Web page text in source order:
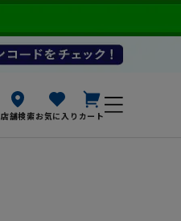
店舗検索お気に入り カート